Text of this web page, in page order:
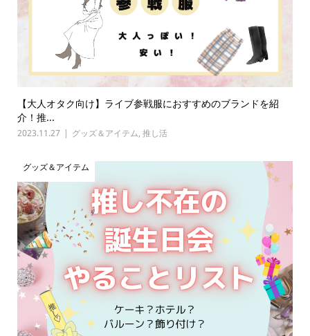
【大人オタク向け】ライブ参戦服におすすめのブランドを紹
介！推...
2023.11.27 グッズ＆アイテム, 推し活
グッズ＆アイテム